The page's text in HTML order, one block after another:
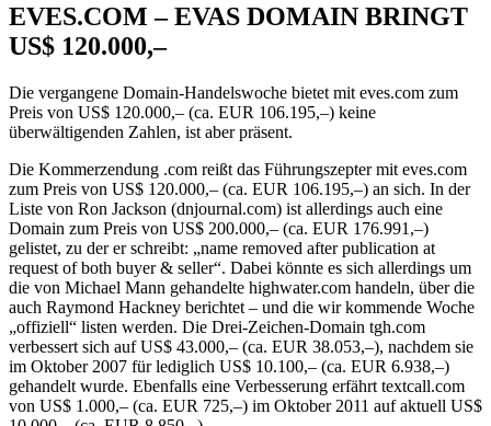
EVES.COM – EVAS DOMAIN BRINGT
US$ 120.000,–
Die vergangene Domain-Handelswoche bietet mit eves.com zum
Preis von US$ 120.000,– (ca. EUR 106.195,–) keine
überwältigenden Zahlen, ist aber präsent.
Die Kommerzendung .com reißt das Führungszepter mit eves.com
zum Preis von US$ 120.000,– (ca. EUR 106.195,–) an sich. In der
Liste von Ron Jackson (dnjournal.com) ist allerdings auch eine
Domain zum Preis von US$ 200.000,– (ca. EUR 176.991,–)
gelistet, zu der er schreibt: „name removed after publication at
request of both buyer & seller“. Dabei könnte es sich allerdings um
die von Michael Mann gehandelte highwater.com handeln, über die
auch Raymond Hackney berichtet – und die wir kommende Woche
„offiziell“ listen werden. Die Drei-Zeichen-Domain tgh.com
verbessert sich auf US$ 43.000,– (ca. EUR 38.053,–), nachdem sie
im Oktober 2007 für lediglich US$ 10.100,– (ca. EUR 6.938,–)
gehandelt wurde. Ebenfalls eine Verbesserung erfährt textcall.com
von US$ 1.000,– (ca. EUR 725,–) im Oktober 2011 auf aktuell US$